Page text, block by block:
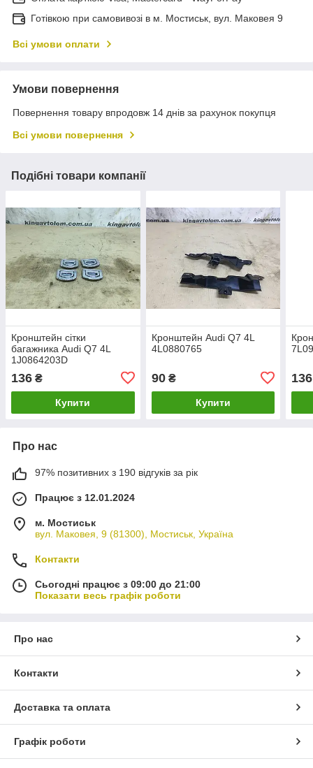
Готівкою при самовивозі в м. Мостиськ, вул. Маковея 9
Всі умови оплати
Умови повернення
Повернення товару впродовж 14 днів за рахунок покупця
Всі умови повернення
Подібні товари компанії
Кронштейн сітки
багажника Audi Q7 4L
1J0864203D
136 ₴
Купити
Кронштейн Audi Q7 4L
4L0880765
90₴
Купити
136
Про нас
97% позитивних з 190 відгуків за рік
Працює з 12.01.2024
м. Мостиськ
вул. Маковея, 9 (81300), Мостиськ, Україна
Контакти
Сьогодні працює з 09:00 до 21:00
Показати весь графік роботи
Про нас
Контакти
Доставка та оплата
Графік роботи